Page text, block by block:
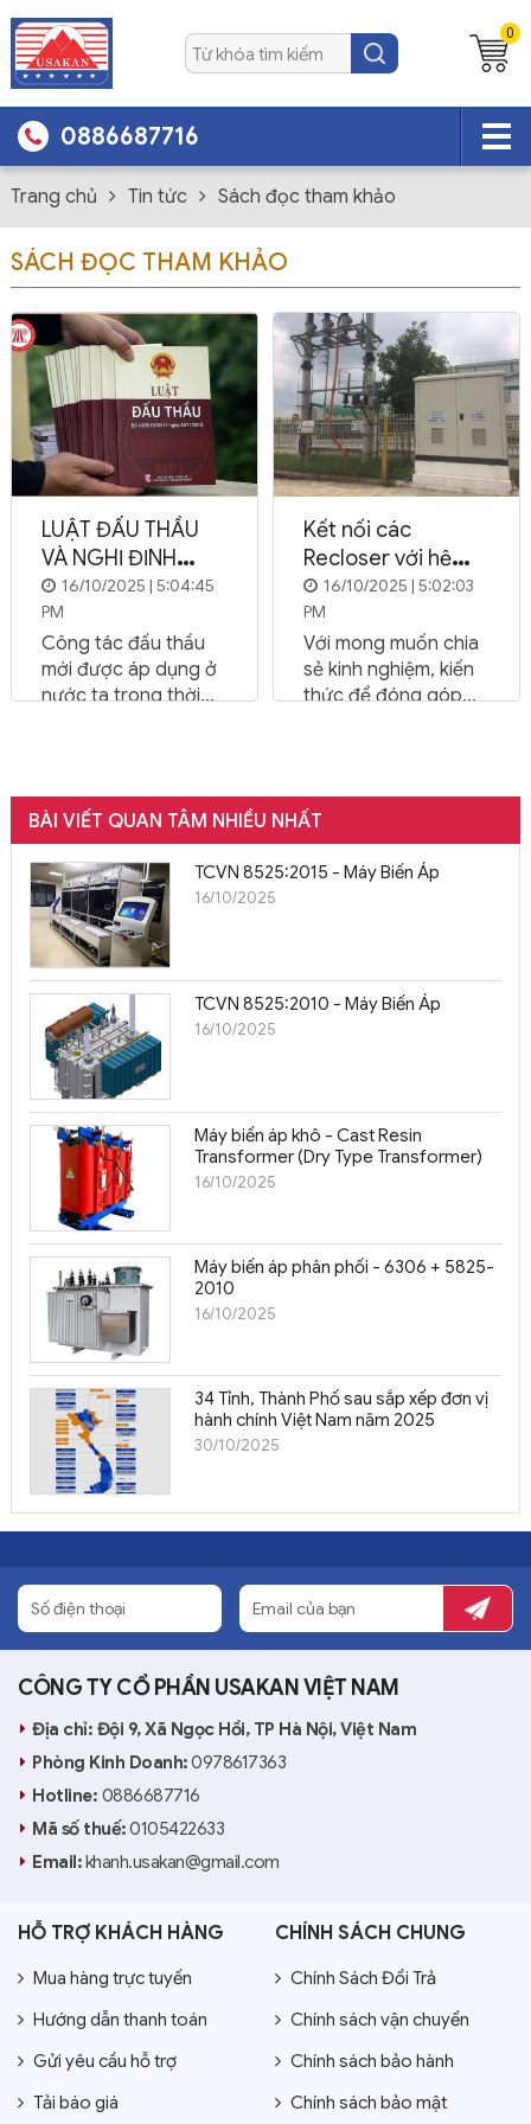
0
0886687716
Trang chủ Tin tức Sách đọc tham khảo
SÁCH ĐỌC THAM KHẢO
LUẬT ĐẤU THẦU
VÀ NGHỊ ĐỊNH
HƯỚNG DẪN
THỰC HIỆN
16/10/2025 | 5:04:45
PM
Công tác đấu thầu
mới được áp dụng ở
nước ta trong thời
thầu (QCĐT), ra đời
được ban hành kèm
theo NĐ
43/CP&93/CP.
Kết nối các
Recloser với hệ
thống SCADA
16/10/2025 | 5:02:03
PM
Với mong muốn chia
sẻ kinh nghiệm, kiến
thức để đóng góp
vị điện lực nói riêng.
Hôm nay, BKAII sẽ
chia sẻ với các bạn
giải pháp kỹ thuật
dụng modem
GPRS/3G có chức
và ngược lại
BÀI VIẾT QUAN TÂM NHIỀU NHẤT
TCVN 8525:2015 - Máy Biến Áp
16/10/2025
TCVN 8525:2010 - Máy Biến Áp
16/10/2025
Máy biến áp khô - Cast Resin
Transformer (Dry Type Transformer)
16/10/2025
Máy biến áp phân phối - 6306 + 5825-
2010
16/10/2025
34 Tỉnh, Thành Phố sau sắp xếp đơn vị
hành chính Việt Nam năm 2025
30/10/2025
CÔNG TY CỔ PHẦN USAKAN VIỆT NAM
Địa chỉ: Đội 9, Xã Ngọc Hồi, TP Hà Nội, Việt Nam
Phòng Kinh Doanh:0978617363
Hotline: 0886687716
Mã số thuế:0105422633
Email:khanh.usakan@gmail.com
HỖ TRỢ KHÁCH HÀNG
Mua hàng trực tuyến
Hướng dẫn thanh toán
Gửi yêu cầu hỗ trợ
Tải báo giá
CHÍNH SÁCH CHUNG
Chính Sách Đổi Trả
Chính sách vận chuyển
Chính sách bảo hành
Chính sách bảo mật